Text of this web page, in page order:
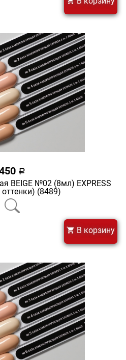
a
BEIGE №02 (8мл) EXPRESS
(8489)
В корзину